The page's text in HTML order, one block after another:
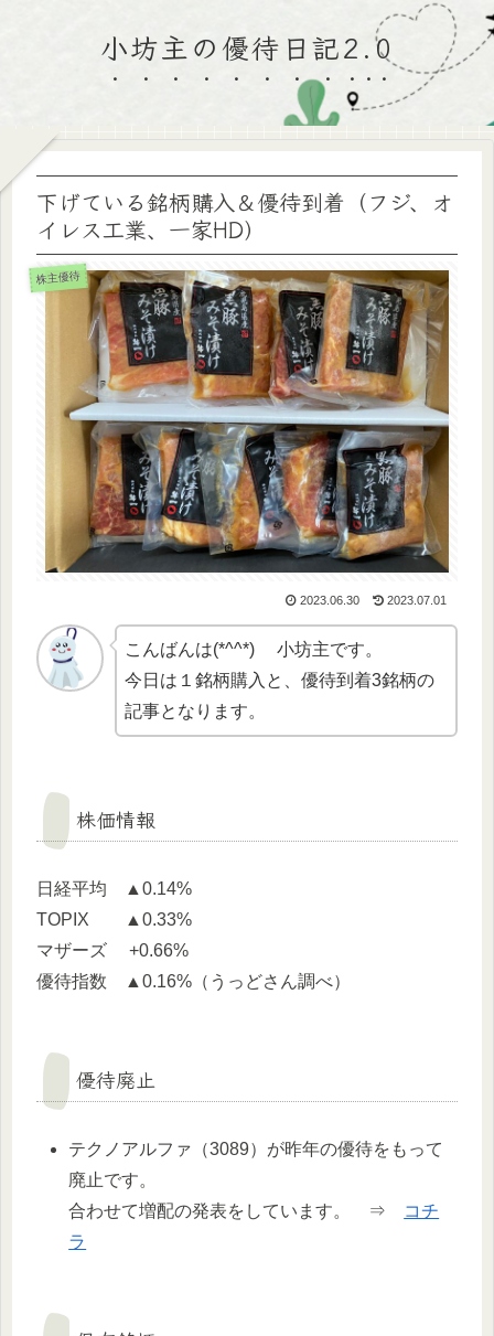
小坊主の優待日記2.0
下げている銘柄購入＆優待到着（フジ、オ
イレス工業、一家HD）
株主優待
2023.06.30 2023.07.01
こんばんは(*^^*) 小坊主です。
今日は１銘柄購入と、優待到着3銘柄の
記事となります。
株価情報
日経平均 ▲0.14%
TOPIX ▲0.33%
マザーズ +0.66%
優待指数 ▲0.16%（うっどさん調べ）
優待廃止
テクノアルファ（3089）が昨年の優待をもって
廃止です。
合わせて増配の発表をしています。 ⇒
コチ
ラ